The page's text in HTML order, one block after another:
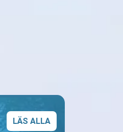
LÄS ALLA